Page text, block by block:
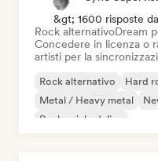
&gt; 1600 risposte
Rock alternativoDream
Concedere in licenza o
artisti per la
Rock alternativo Hard
Metal / Heavy metal
Rock psichedelico